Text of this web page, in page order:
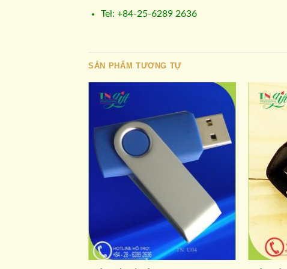
Tel: +84-25-6289 2636
SẢN PHẨM TƯƠNG TỰ
Add to
wishlist